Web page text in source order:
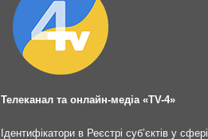
Телеканал та онлайн-медіа «TV-4»
Ідентифікатори в Реєстрі суб’єктів у сфері